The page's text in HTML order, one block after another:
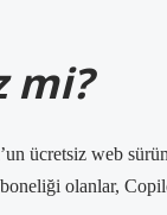
mi?
ücretsiz web
olanlar,